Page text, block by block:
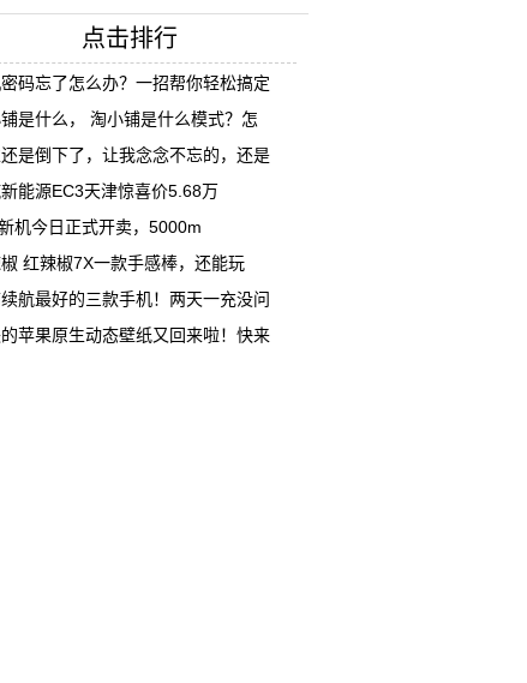
点击排行
码忘了怎么办？一招帮你轻松搞定
是什么， 淘小铺是什么模式？怎
是倒下了，让我念念不忘的，还是
能源EC3天津惊喜价5.68万
机今日正式开卖，5000m
红辣椒7X一款手感棒，还能玩
续航最好的三款手机！两天一充没问
苹果原生动态壁纸又回来啦！快来